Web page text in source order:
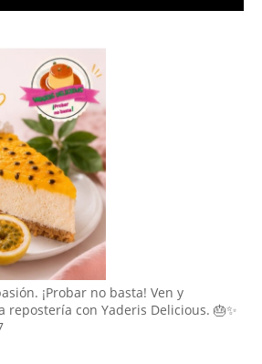
¡Probar no basta! Ven y
repostería con Yaderis Delicious. 🎂✨